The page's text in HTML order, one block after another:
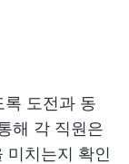
록 도전과 동
해 각 직원은
미치는지 확인